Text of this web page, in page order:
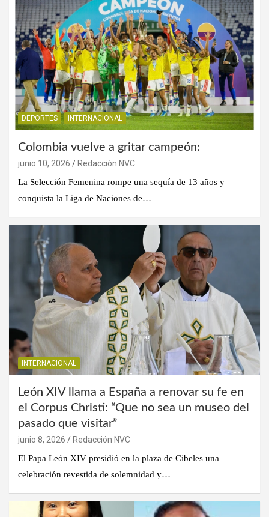
DEPORTES INTERNACIONAL
Colombia vuelve a gritar campeón:
junio 10, 2026
Redacción NVC
La Selección Femenina rompe una sequía de 13 años y
conquista la Liga de Naciones de…
INTERNACIONAL
León XIV llama a España a renovar su fe en
el Corpus Christi: “Que no sea un museo del
pasado que visitar”
junio 8, 2026
Redacción NVC
El Papa León XIV presidió en la plaza de Cibeles una
celebración revestida de solemnidad y…